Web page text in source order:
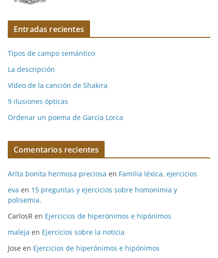
Entradas recientes
Tipos de campo semántico
La descripción
Vídeo de la canción de Shakira
9 ilusiones ópticas
Ordenar un poema de García Lorca
Comentarios recientes
Arita bonita hermosa preciosa en Familia léxica, ejercicios
eva en 15 preguntas y ejercicios sobre homonimia y
polisemia.
CarlosR en Ejercicios de hiperónimos e hipónimos
maleja en Ejercicios sobre la noticia
Jose en Ejercicios de hiperónimos e hipónimos